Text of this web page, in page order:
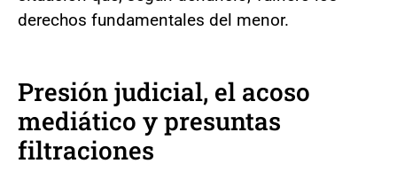
derechos fundamentales del menor.
Presión judicial, el acoso
mediático y presuntas
filtraciones